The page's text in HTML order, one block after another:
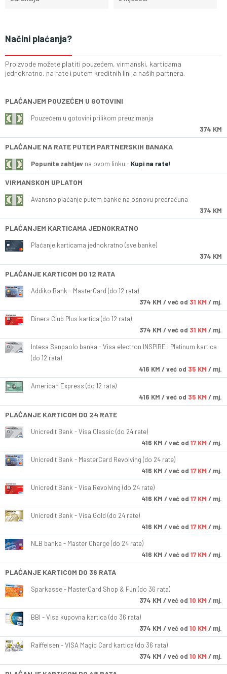
Načini plaćanja?
Proizvode možete platiti pouzećem, virmanski, karticama
jednokratno, na rate i putem kreditnih linija naših partnera.
PLAĆANJEM POUZEĆEM U GOTOVINI
Pouzećem u gotovini prilikom preuzimanja
374 KM
PLAĆANJE NA RATE PUTEM PARTNERSKIH BANAKA
Popunite zahtjev na ovom linku - Kupi na rate!
VIRMANSKOM UPLATOM
Avansno plaćanje putem banke na osnovu predračuna
374 KM
PLAĆANJEM KARTICAMA JEDNOKRATNO
Plaćanje karticama jednokratno (sve banke)
374 KM
PLAĆANJE KARTICOM DO 12 RATA
Addiko Bank - MasterCard (do 12 rata)
374 KM / već od 31 KM / mj.
Diners Club Plus kartica (do 12 rata)
374 KM / već od 31 KM / mj.
Intesa Sanpaolo banka - Visa electron INSPIRE i Platinum kartica
(do 12 rata)
416 KM / već od 35 KM / mj.
American Express (do 12 rata)
416 KM / već od 35 KM / mj.
PLAĆANJE KARTICOM DO 24 RATE
Unicredit Bank - Visa Classic (do 24 rate)
416 KM / već od 17 KM / mj.
Unicredit Bank - MasterCard Revolving (do 24 rate)
416 KM / već od 17 KM / mj.
Unicredit Bank - Visa Revolving (do 24 rate)
416 KM / već od 17 KM / mj.
Unicredit Bank - Visa Gold (do 24 rate)
416 KM / već od 17 KM / mj.
NLB banka - Master Charge (do 24 rate)
416 KM / već od 17 KM / mj.
PLAĆANJE KARTICOM DO 36 RATA
Sparkasse - MasterCard Shop & Fun (do 36 rata)
374 KM / već od 10 KM / mj.
BBI - Visa kupovna kartica (do 36 rata)
374 KM / već od 10 KM / mj.
Raiffeisen - VISA Magic Card kartica (do 36 rata)
374 KM / već od 10 KM / mj.